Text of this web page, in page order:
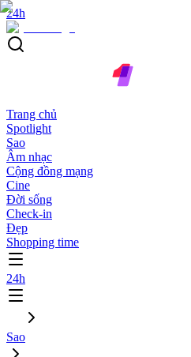
24h
Trang chủ
Spotlight
Sao
Âm nhạc
Cộng đồng mạng
Cine
Đời sống
Check-in
Đẹp
Shopping time
24h
Sao